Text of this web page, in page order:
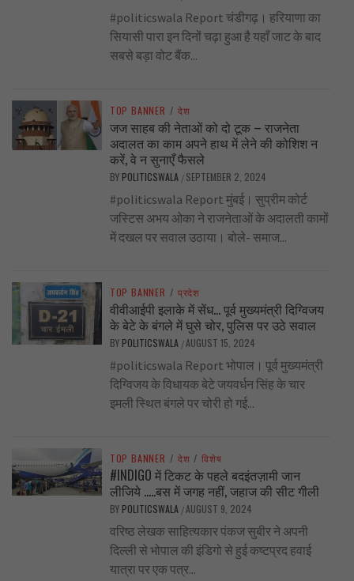
#politicswala Report चंडीगढ़। हरियाणा का
सियासी पारा इन दिनों चढ़ा हुआ है यहाँ जाट के बाद
सबसे बड़ा वोट बैंक...
TOP BANNER / देश
जज साहब की नेताओं को दो टूक – राजनेता
अदालत का काम अपने हाथ में लेने की कोशिश न
करें, वे न सुनाएँ फैसले
BY POLITICSWALA / SEPTEMBER 2, 2024
#politicswala Report मुंबई। सुप्रीम कोर्ट
जस्टिस अभय ओका ने राजनेताओं के अदालती कामों
में दखल पर सवाल उठाया। बोले- समाज...
TOP BANNER / प्रदेश
वीवीआईपी इलाके में सेंध… पूर्व मुख्यमंत्री दिग्विजय
के बेटे के बंगले में घुसे चोर, पुलिस पर उठे सवाल
BY POLITICSWALA /AUGUST 15, 2024
#politicswala Report भोपाल। पूर्व मुख्यमंत्री
दिग्विजय के विधायक बेटे जयवर्धन सिंह के चार
इमली स्थित बंगले पर चोरी हो गई...
TOP BANNER / देश / विशेष
#INDIGO में टिकट के पहले बदइंतज़ामी जान
लीजिये …..बस में जगह नहीं, जहाज की सीट गीली
BY POLITICSWALA /AUGUST 9, 2024
वरिष्ठ लेखक साहित्यकार पंकज सुबीर ने अपनी
दिल्ली से भोपाल की इंडिगो से हुई कष्टप्रद हवाई
यात्रा पर एक पत्र...